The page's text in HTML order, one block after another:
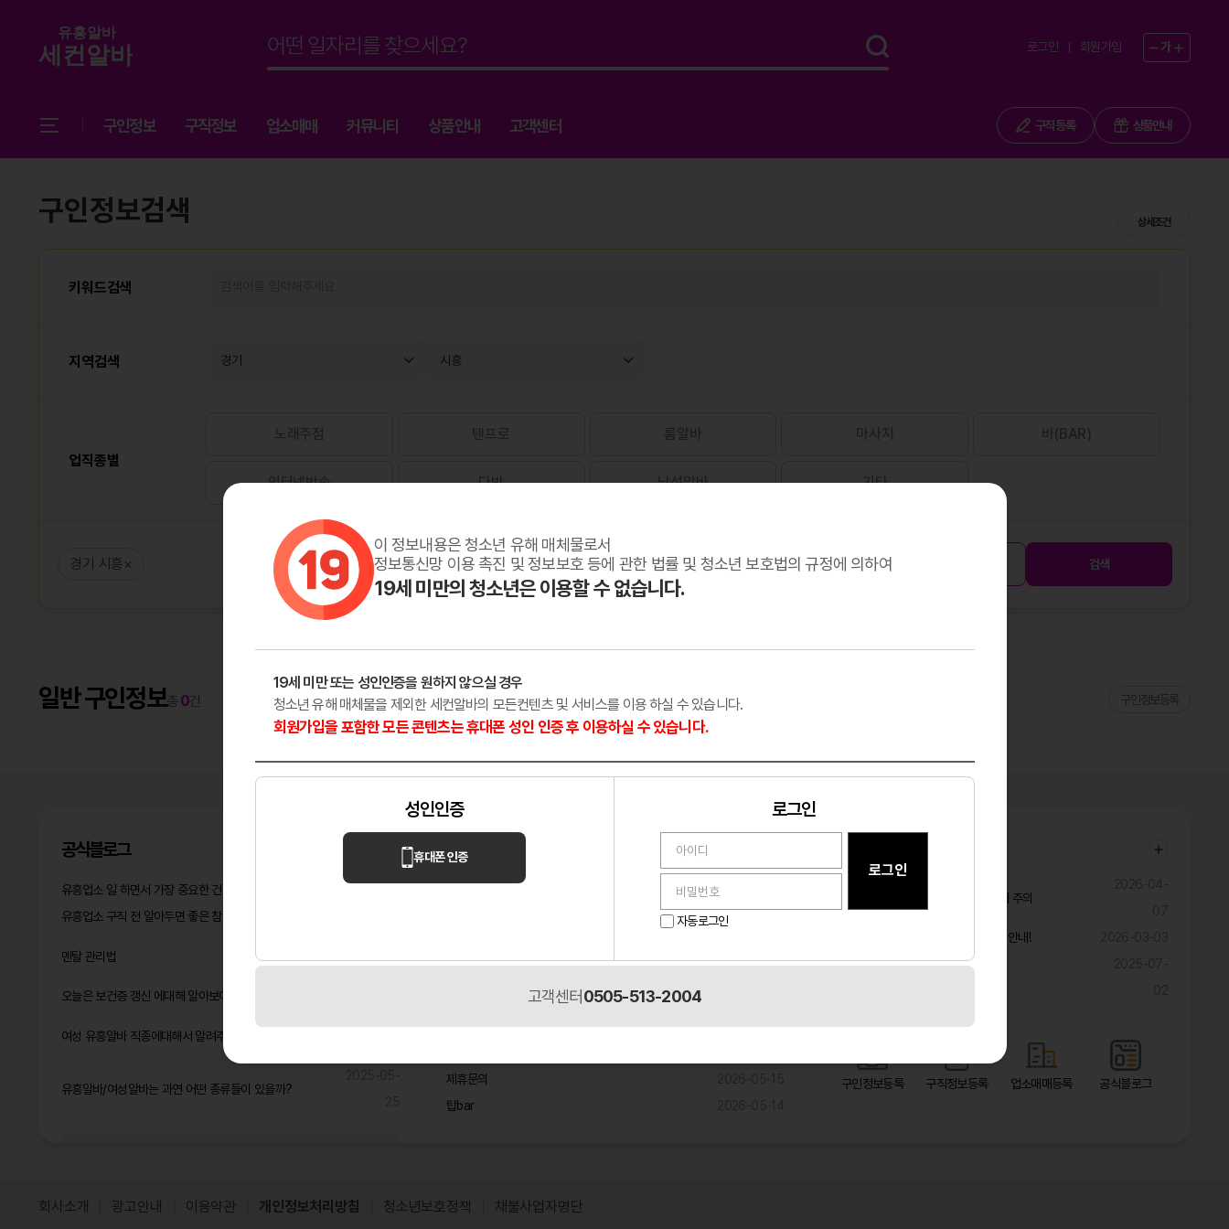
로그인 회원가입 가
구인정보 구직정보 업소매매 커뮤니티 상품안내 고객센터 구직 등록 상품안내
구인정보검색 상세조건
키워드검색
지역검색
업직종별
노래주점 텐프로 룸알바 마사지 바(BAR)
인터넷방송 다방 남성알바 기타
검색
경기 시흥×
일반 구인정보총0건 구인정보등록
공식블로그
유흥업소 일 하면서 가장 중요한 건 멘탈 관리다
유흥업소 구직 전 알아두면 좋은 참고사항
멘탈 관리법
05
오늘은 보건증 갱신 에대해 알아보아요^^
유흥알바/여성알바는 과연 어떤 종류들이 있을까?
언니들 이야기
퇴근 30분 전 들어온 손님 하나 때문에 멘탈 나간 밤
2026-05-14
알바하다가 단골 생겼는데, 이게 맞나 싶었던 이야기
2026-05-10
02
제휴문의
탑bar
불법ㆍ과장 구인광고 및 취업사기 피해 주의
구직자 대상 해외 취업 관련 피해 예방 안내!
구인정보등록 구직정보등록 업소매매등록 공식블로그
회사소개 광고안내 이용약관 개인정보처리방침 청소년보호정책 채불사업자명단
이 정보내용은 청소년 유해 매체물로서
정보통신망 이용 촉진 및 정보보호 등에 관한 법률 및 청소년 보호법의 규정에 의하여
19세 미만의 청소년은 이용할 수 없습니다.
19세 미만 또는 성인인증을 원하지 않으실 경우
청소년 유해 매체물을 제외한 세컨알바의 모든컨텐츠 및 서비스를 이용 하실 수 있습니다.
회원가입을 포함한 모든 콘텐츠는 휴대폰 성인 인증 후 이용하실 수 있습니다.
성인인증
휴대폰 인증
로그인
자동로그인
고객센터0505-513-2004